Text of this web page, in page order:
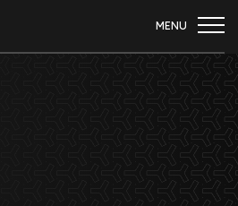
MENU